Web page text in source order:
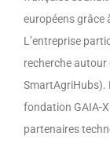
européens grâce
L’entreprise
recherche autour
SmartAgriHubs).
fondation GAIA-X
partenaires